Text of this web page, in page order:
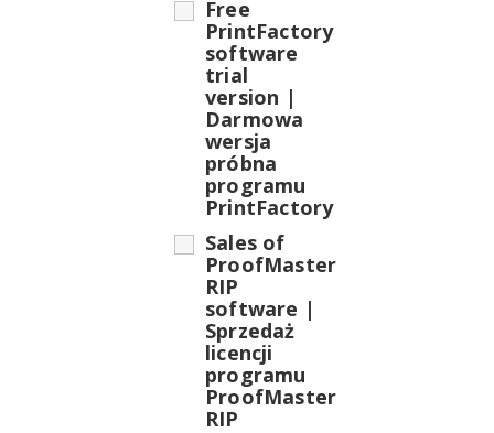
Free
PrintFactory
software
trial
version |
Darmowa
wersja
próbna
programu
PrintFactory
Sales of
ProofMaster
RIP
software |
Sprzedaż
licencji
programu
ProofMaster
RIP